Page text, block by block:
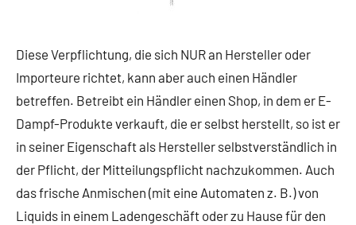
Diese Verpflichtung, die sich NUR an Hersteller oder
Importeure richtet, kann aber auch einen Händler
betreffen. Betreibt ein Händler einen Shop, in dem er E-
Dampf-Produkte verkauft, die er selbst herstellt, so ist er
in seiner Eigenschaft als Hersteller selbstverständlich in
der Pflicht, der Mitteilungspflicht nachzukommen. Auch
das frische Anmischen (mit eine Automaten z. B.) von
Liquids in einem Ladengeschäft oder zu Hause für den